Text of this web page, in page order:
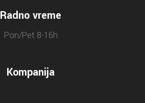
Radno vreme
Pon/Pet 8-16h
Kompanija